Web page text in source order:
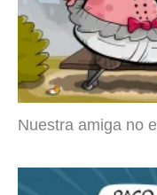
Nuestra amiga no